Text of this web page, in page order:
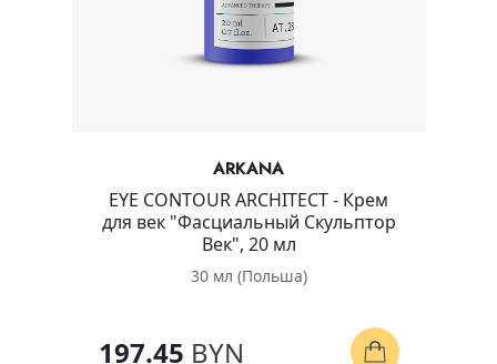
ARKANA
EYE CONTOUR ARCHITECT - Крем
для век "Фасциальный Скульптор
Век", 20 мл
30 мл (Польша)
197.45 BYN